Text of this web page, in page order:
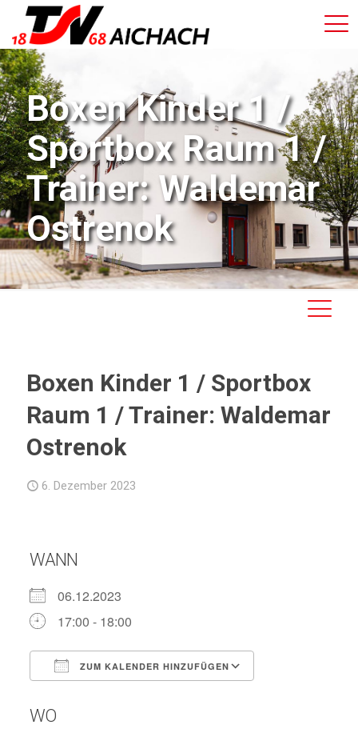
Boxen Kinder 1 /
Sportbox Raum 1 /
Trainer: Waldemar
Ostrenok
Boxen Kinder 1 / Sportbox
Raum 1 / Trainer: Waldemar
Ostrenok
6. Dezember 2023
WANN
06.12.2023
17:00 - 18:00
ZUM KALENDER HINZUFÜGEN
WO